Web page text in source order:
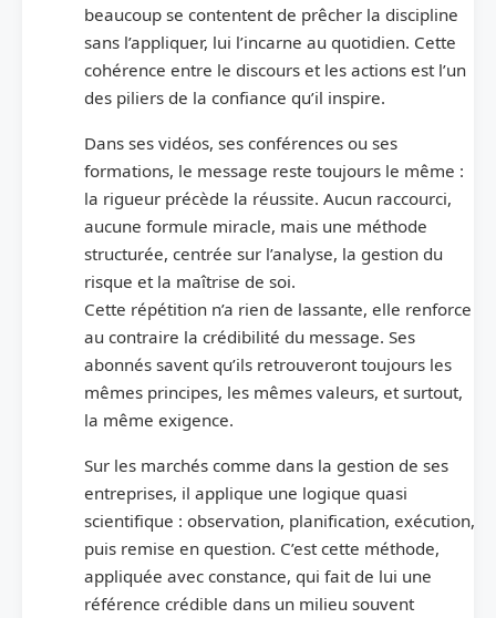
beaucoup se contentent de prêcher la discipline
sans l’appliquer, lui l’incarne au quotidien. Cette
cohérence entre le discours et les actions est l’un
des piliers de la confiance qu’il inspire.
Dans ses vidéos, ses conférences ou ses
formations, le message reste toujours le même :
la rigueur précède la réussite. Aucun raccourci,
aucune formule miracle, mais une méthode
structurée, centrée sur l’analyse, la gestion du
risque et la maîtrise de soi.
Cette répétition n’a rien de lassante, elle renforce
au contraire la crédibilité du message. Ses
abonnés savent qu’ils retrouveront toujours les
mêmes principes, les mêmes valeurs, et surtout,
la même exigence.
Sur les marchés comme dans la gestion de ses
entreprises, il applique une logique quasi
scientifique : observation, planification, exécution,
puis remise en question. C’est cette méthode,
appliquée avec constance, qui fait de lui une
référence crédible dans un milieu souvent